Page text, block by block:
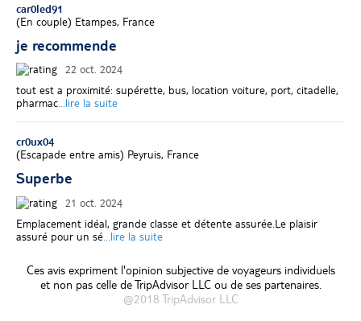
car0led91
(En couple) Etampes, France
je recommende
22 oct. 2024
tout est a proximité: supérette, bus, location voiture, port, citadelle,
pharmac...lire la suite
cr0ux04
(Escapade entre amis) Peyruis, France
Superbe
21 oct. 2024
Emplacement idéal, grande classe et détente assurée.Le plaisir
assuré pour un sé ...lire la suite
Ces avis expriment l'opinion subjective de voyageurs individuels
et non pas celle de TripAdvisor LLC ou de ses partenaires.
@2018 TripAdvisor LLC